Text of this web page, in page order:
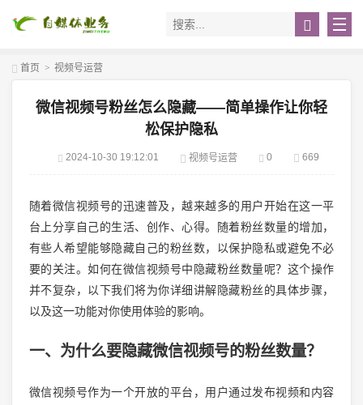
首页 > 视频号运营
微信视频号粉丝怎么隐藏——简单操作让你轻
松保护隐私
2024-10-30 19:12:01 视频号运营 0 669
随着微信视频号的迅速普及，越来越多的用户开始在这一平
台上分享自己的生活、创作、心得。随着粉丝数量的增加，
有些人希望能够隐藏自己的粉丝数，以保护隐私或避免不必
要的关注。如何在微信视频号中隐藏粉丝数量呢？这个操作
并不复杂，以下我们将为你详细讲解隐藏粉丝的具体步骤，
以及这一功能对你使用体验的影响。
一、为什么要隐藏微信视频号的粉丝数量？
微信视频号作为一个开放的平台，用户通过发布视频和内容